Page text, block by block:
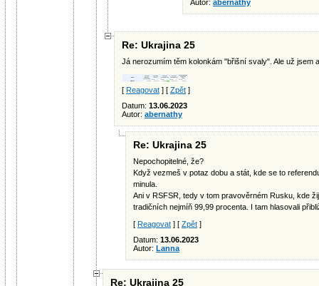
Autor: abernathy
Re: Ukrajina 25
Já nerozumím těm kolonkám "břišní svaly". Ale už jsem
[ Reagovat ] [ Zpět ]
Datum: 13.06.2023
Autor: abernathy
Re: Ukrajina 25
Nepochopitelné, že?
Když vezmeš v potaz dobu a stát, kde se to
minula.
Ani v RSFSR, tedy v tom pravověrném Rusku, kde
tradičních nejmíň 99,99 procenta. I tam hlasovali
[ Reagovat ] [ Zpět ]
Datum: 13.06.2023
Autor: Lanna
Re: Ukrajina 25